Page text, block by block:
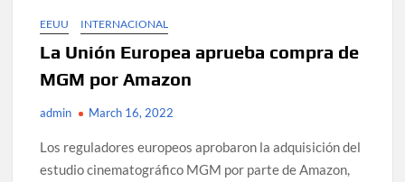
EEUU INTERNACIONAL
La Unión Europea aprueba compra de
MGM por Amazon
admin March 16, 2022
Los reguladores europeos aprobaron la adquisición del
estudio cinematográfico MGM por parte de Amazon,